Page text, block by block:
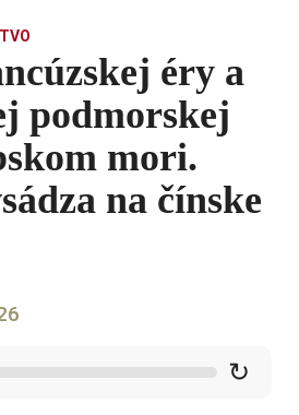
éry a
podmorskej
mori.
na čínske
↻